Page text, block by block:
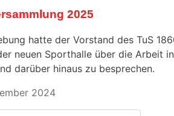
2025
hatte der Vorstand des TuS
neuen Sporthalle über die Arbeit
darüber hinaus zu besprechen.
2024